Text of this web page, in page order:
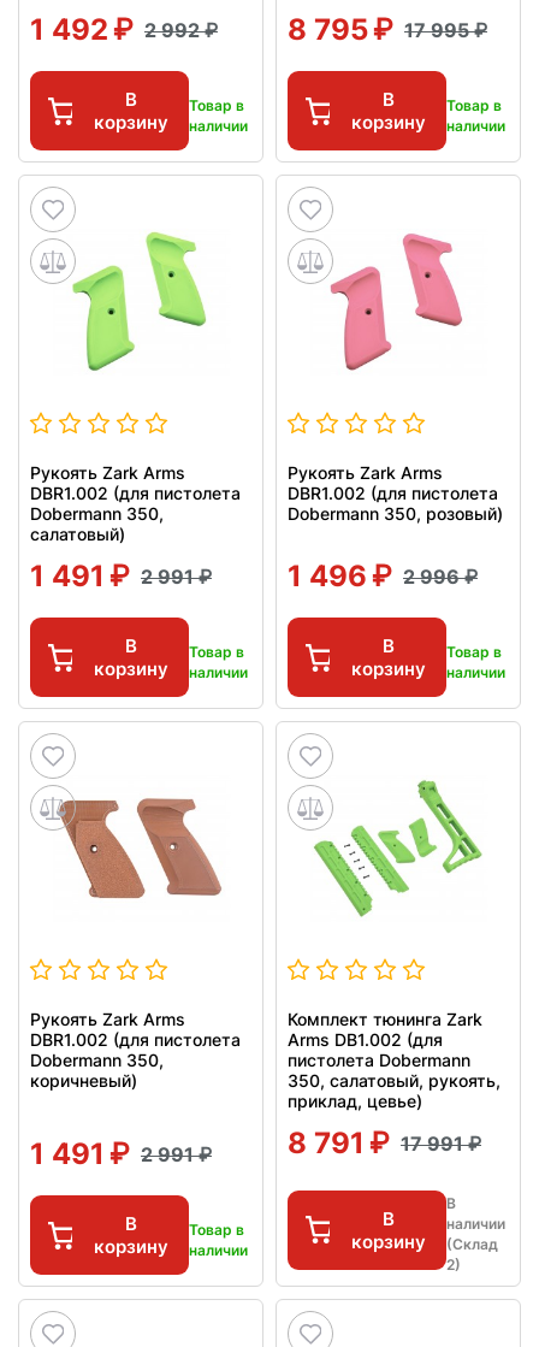
1 492 2 992
В
корзину
Товар в
наличии
8 795 17 995
В
корзину
Товар в
наличии
Рукоять Zark Arms
DBR1.002 (для пистолета
Dobermann 350,
салатовый)
1 491 2 991
В
корзину
Товар в
наличии
Рукоять Zark Arms
DBR1.002 (для пистолета
Dobermann 350, розовый)
1 496 2 996
В
корзину
Товар в
наличии
Рукоять Zark Arms
DBR1.002 (для пистолета
Dobermann 350,
коричневый)
1 491 2 991
В
корзину
Товар в
наличии
Комплект тюнинга Zark
Arms DB1.002 (для
пистолета Dobermann
350, салатовый, рукоять,
приклад, цевье)
8 791 17 991
В
корзину
В
наличии
(Склад
2)